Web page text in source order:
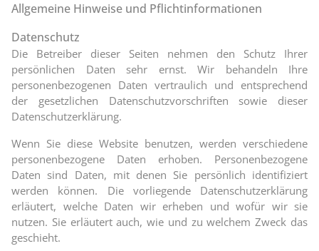
Allgemeine Hinweise und Pflichtinformationen
Datenschutz
Die Betreiber dieser Seiten nehmen den Schutz Ihrer
persönlichen Daten sehr ernst. Wir behandeln Ihre
personenbezogenen Daten vertraulich und entsprechend
der gesetzlichen Datenschutzvorschriften sowie dieser
Datenschutzerklärung.
Wenn Sie diese Website benutzen, werden verschiedene
personenbezogene Daten erhoben. Personenbezogene
Daten sind Daten, mit denen Sie persönlich identifiziert
werden können. Die vorliegende Datenschutzerklärung
erläutert, welche Daten wir erheben und wofür wir sie
nutzen. Sie erläutert auch, wie und zu welchem Zweck das
geschieht.